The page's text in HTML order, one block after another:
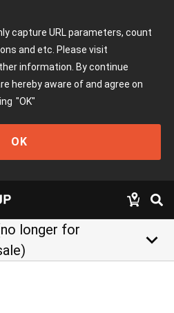
capture URL parameters, count
and etc. Please visit
information. By continue
hereby aware of and agree on
"OK"
OK
longer for
keyboard_arrow_down